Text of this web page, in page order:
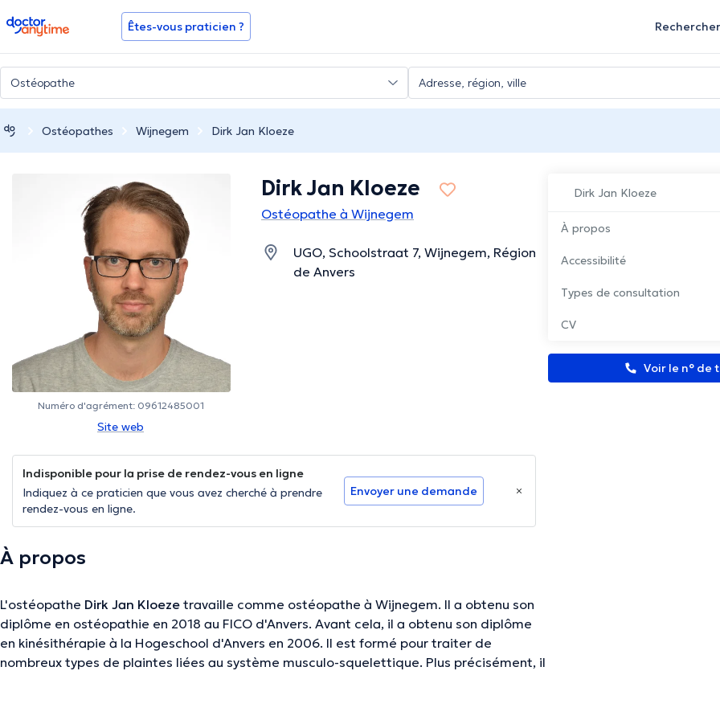
doctoranytime Êtes-vous praticien ? Rechercher
Ostéopathes Wijnegem Dirk Jan Kloeze
Dirk Jan Kloeze
À propos
Accessibilité
Types de consultation
CV
Voir le n° de
Numéro d'agrément: 09612485001
Site web
Dirk Jan Kloeze
Ostéopathe à Wijnegem
UGO, Schoolstraat 7, Wijnegem, Région
de Anvers
Indisponible pour la prise de rendez-vous en ligne
Indiquez à ce praticien que vous avez cherché à prendre
rendez-vous en ligne.
Envoyer une demande
À propos
L'ostéopathe Dirk Jan Kloeze travaille comme ostéopathe à Wijnegem. Il a obtenu son
diplôme en ostéopathie en 2018 au FICO d'Anvers. Avant cela, il a obtenu son diplôme
en kinésithérapie à la Hogeschool d'Anvers en 2006. Il est formé pour traiter de
nombreux types de plaintes liées au système musculo-squelettique. Plus précisément, il